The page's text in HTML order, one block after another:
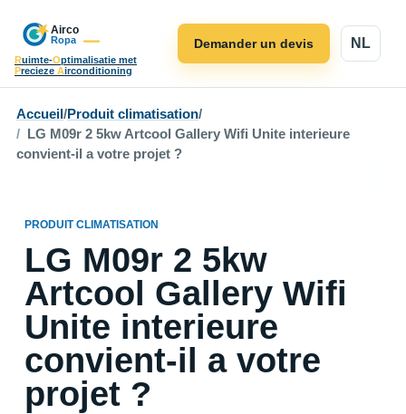
Ruimte-Optimalisatie met
Precieze Airconditioning
NL
Demander un devis
Accueil /Produit climatisation/
LG M09r 2 5kw Artcool Gallery Wifi Unite interieure
convient-il a votre projet ?
PRODUIT CLIMATISATION
LG M09r 2 5kw
Artcool Gallery Wifi
Unite interieure
convient-il a votre
projet ?